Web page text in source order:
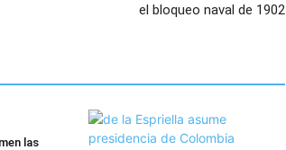
el bloqueo naval de 1902
las